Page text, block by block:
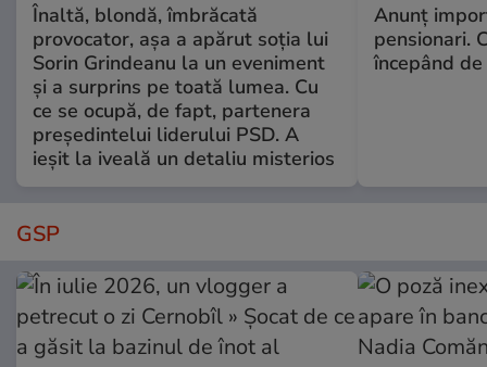
Înaltă, blondă, îmbrăcată
provocator, așa a apărut soția lui
Sorin Grindeanu la un eveniment
și a surprins pe toată lumea. Cu
ce se ocupă, de fapt, partenera
președintelui liderului PSD. A
ieșit la iveală un detaliu misterios
Anunț
pensionari.
începând
GSP